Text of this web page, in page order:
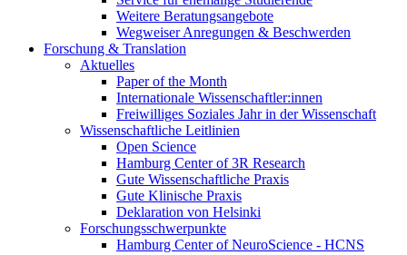
Weitere Beratungsangebote
Wegweiser Anregungen & Beschwerden
Forschung & Translation
Aktuelles
Paper of the Month
Internationale Wissenschaftler:innen
Freiwilliges Soziales Jahr in der Wissenschaft
Wissenschaftliche Leitlinien
Open Science
Hamburg Center of 3R Research
Gute Wissenschaftliche Praxis
Gute Klinische Praxis
Deklaration von Helsinki
Forschungsschwerpunkte
Hamburg Center of NeuroScience - HCNS